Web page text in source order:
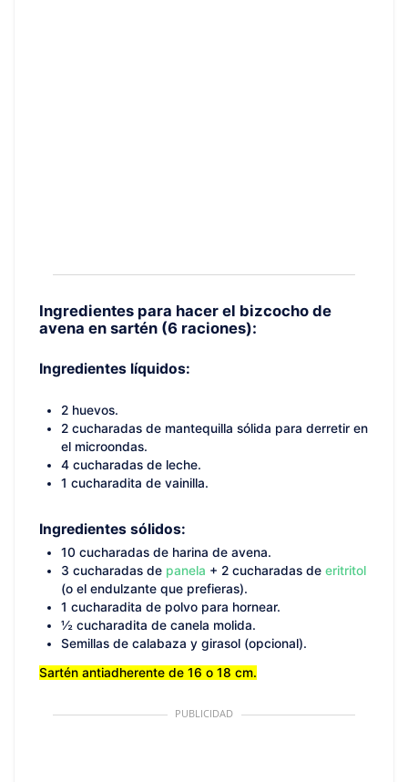
Ingredientes para hacer el bizcocho de
avena en sartén (6 raciones):
Ingredientes líquidos:
2 huevos.
2 cucharadas de mantequilla sólida para derretir en
el microondas.
4 cucharadas de leche.
1 cucharadita de vainilla.
Ingredientes sólidos:
10 cucharadas de harina de avena.
3 cucharadas de panela + 2 cucharadas de eritritol
(o el endulzante que prefieras).
1 cucharadita de polvo para hornear.
½ cucharadita de canela molida.
Semillas de calabaza y girasol (opcional).
Sartén antiadherente de 16 o 18 cm.
PUBLICIDAD